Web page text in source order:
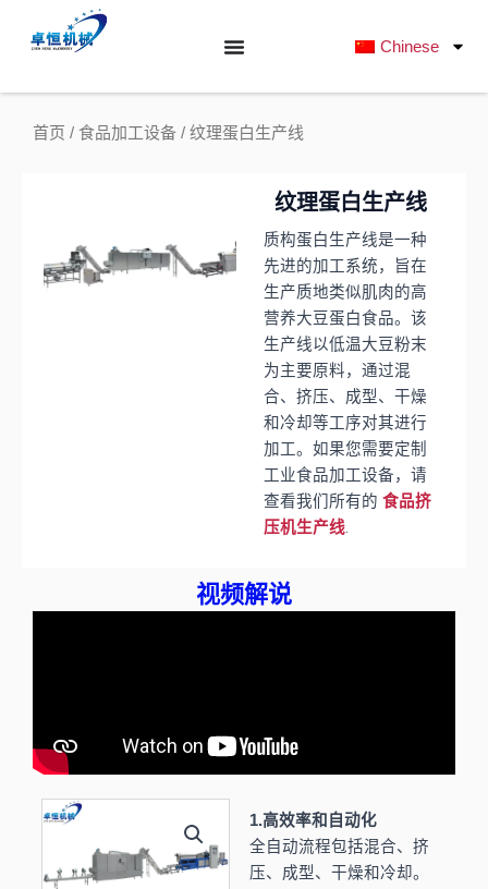
容
Chinese
首页 / 食品加工设备 / 纹理蛋白生产线
纹理蛋白生产线
质构蛋白生产线是一种
先进的加工系统，旨在
生产质地类似肌肉的高
营养大豆蛋白食品。该
生产线以低温大豆粉末
为主要原料，通过混
合、挤压、成型、干燥
和冷却等工序对其进行
加工。如果您需要定制
工业食品加工设备，请
查看我们所有的 食品挤
压机生产线.
视频解说
1.高效率和自动化
全自动流程包括混合、挤
压、成型、干燥和冷却。